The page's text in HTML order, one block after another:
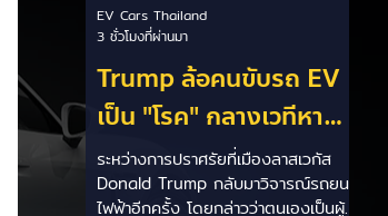
Trump ล้อคนขับรถ EV
เป็น "โรค" กลางเวทีหา
เสียง! 🚘⚡
ระหว่างการปราศรัยที่เมืองลาสเวกัส
Donald Trump กลับมาวิจารณ์รถยนต์
ไฟฟ้าอีกครั้ง โดยกล่าวว่าตนเองเป็นผู้
EV Cars Thailand
3 ชั่วโมงที่ผ่านมา